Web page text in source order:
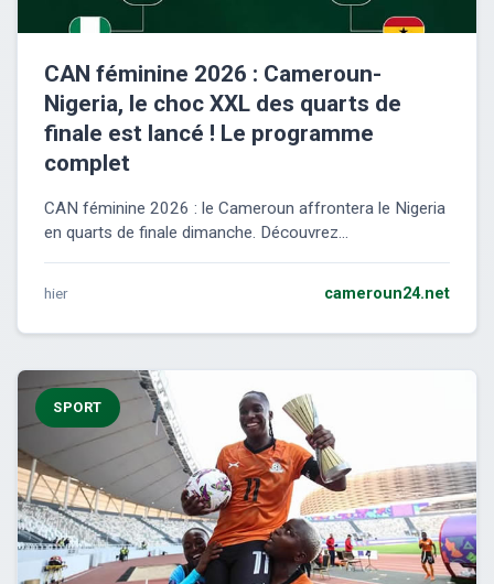
CAN féminine 2026 : Cameroun-
Nigeria, le choc XXL des quarts de
finale est lancé ! Le programme
complet
CAN féminine 2026 : le Cameroun affrontera le Nigeria
en quarts de finale dimanche. Découvrez...
hier cameroun24.net
SPORT